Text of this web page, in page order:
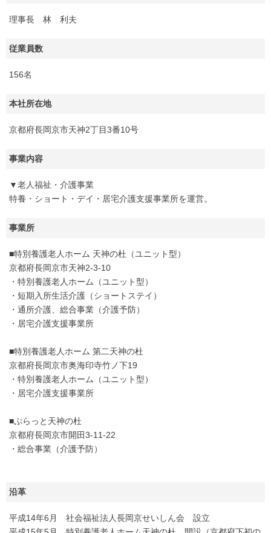
理事長 林 利夫
従業員数
156名
本社所在地
京都府長岡京市天神2丁目3番10号
事業内容
▼老人福祉・介護事業
特養・ショート・デイ・居宅介護支援事業所を運営。
事業所
■特別養護老人ホーム 天神の杜（ユニット型）
京都府長岡京市天神2-3-10
・特別養護老人ホーム（ユニット型）
・短期入所生活介護（ショートステイ）
・通所介護、総合事業（介護予防）
・居宅介護支援事業所
■特別養護老人ホーム 第二天神の杜
京都府長岡京市奥海印寺竹ノ下19
・特別養護老人ホーム（ユニット型）
・居宅介護支援事業所
■ぷらっと天神の杜
京都府長岡京市開田3-11-22
・総合事業（介護予防）
沿革
平成14年6月 社会福祉法人長岡京せいしん会 設立